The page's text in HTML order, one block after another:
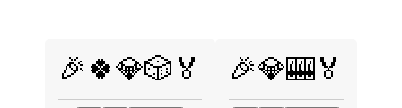
lainnya untuk menemukan cara baru dalam
🎉🍀💎🎲🏅 🎉💎🎰🏅